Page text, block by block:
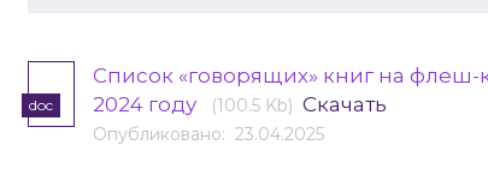
doc
Список «говорящих» книг на флеш-
2024 году
(100.5 Kb) Скачать
Опубликовано: 23.04.2025